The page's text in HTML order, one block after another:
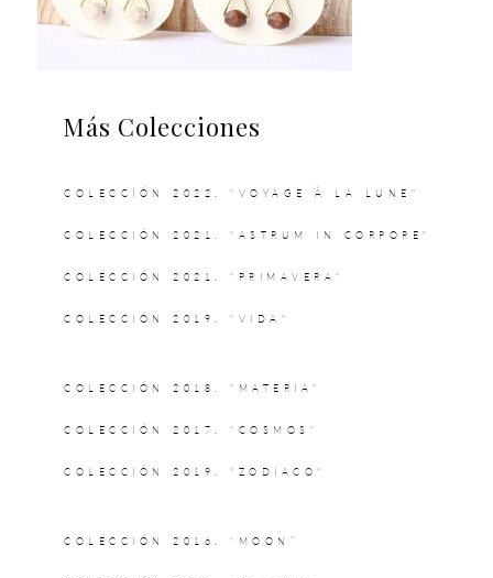
Más Colecciones
COLECCIÓN 2022. "VOYAGE À LA LUNE"
COLECCIÓN 2021. "ASTRUM IN CORPORE"
COLECCIÓN 2021. "PRIMAVERA"
COLECCIÓN 2019. "VIDA"
COLECCIÓN 2018. "MATERIA"
COLECCIÓN 2017. "COSMOS"
COLECCIÓN 2019. "ZODIACO"
COLECCIÓN 2016. “MOON”